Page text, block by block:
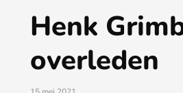
Henk
overleden